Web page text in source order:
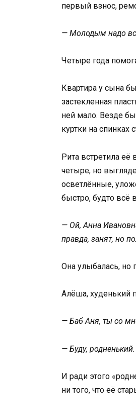
первый взнос,
— Молодым надо
Четыре года
Квартира у сына
застекленная
ней мало. Везде
куртки на спинках
Рита встретила
четыре, но
осветлённые,
быстро, будто всё
— Ой, Анна
правда, занят, но
Она улыбалась, но
Алёша, худенький
— Баб Аня, ты со
— Буду,
И ради этого
ни того, что её